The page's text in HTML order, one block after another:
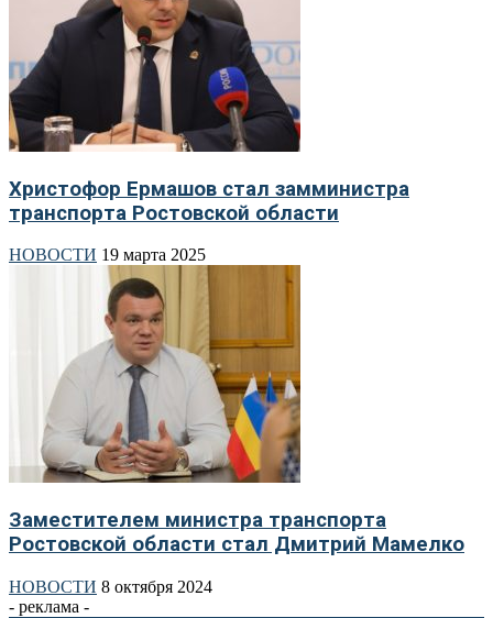
Христофор Ермашов стал замминистра
транспорта Ростовской области
НОВОСТИ 19 марта 2025
Заместителем министра транспорта
Ростовской области стал Дмитрий Мамелко
НОВОСТИ 8 октября 2024
- реклама -